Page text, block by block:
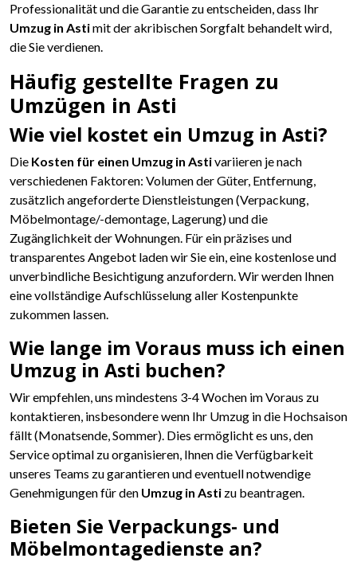
Professionalität und die Garantie zu entscheiden, dass Ihr
Umzug in Astimit der akribischen Sorgfalt behandelt wird,
die Sie verdienen.
Häufig gestellte Fragen zu
Umzügen in Asti
Wie viel kostet ein Umzug in Asti?
Die Kosten für einen Umzug in Astivariieren je nach
verschiedenen Faktoren: Volumen der Güter, Entfernung,
zusätzlich angeforderte Dienstleistungen (Verpackung,
Möbelmontage/-demontage, Lagerung) und die
Zugänglichkeit der Wohnungen. Für ein präzises und
transparentes Angebot laden wir Sie ein, eine kostenlose und
unverbindliche Besichtigung anzufordern. Wir werden Ihnen
eine vollständige Aufschlüsselung aller Kostenpunkte
zukommen lassen.
Wie lange im Voraus muss ich einen
Umzug in Asti buchen?
Wir empfehlen, uns mindestens 3-4 Wochen im Voraus zu
kontaktieren, insbesondere wenn Ihr Umzug in die Hochsaison
fällt (Monatsende, Sommer). Dies ermöglicht es uns, den
Service optimal zu organisieren, Ihnen die Verfügbarkeit
unseres Teams zu garantieren und eventuell notwendige
Genehmigungen für den Umzug in Asti zu beantragen.
Bieten Sie Verpackungs- und
Möbelmontagedienste an?